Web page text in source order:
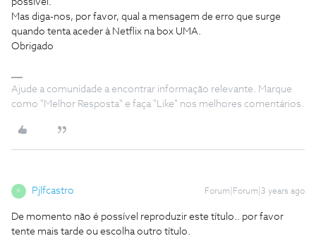
possível.
Mas diga-nos, por favor, qual a mensagem de erro que surge
quando tenta aceder à Netflix na box UMA.
Obrigado
Ajude a comunidade a encontrar informação relevante. Marque
como "Melhor Resposta" e faça "Like" nos melhores comentários.
P Pjlfcastro Forum|Forum|3 years ago
De momento não é possível reproduzir este título.. por favor
tente mais tarde ou escolha outro título.